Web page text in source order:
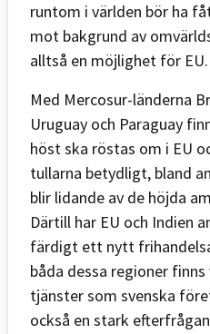
runtom i världen bör ha
mot bakgrund av
alltså en möjlighet för EU.
Med Mercosur-länderna
Uruguay och Paraguay
höst ska röstas om i EU
tullarna betydligt, bland
blir lidande av de höjda
Därtill har EU och Indien
färdigt ett nytt
båda dessa regioner
tjänster som svenska
också en stark